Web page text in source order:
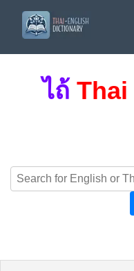
ไถ้ Thai